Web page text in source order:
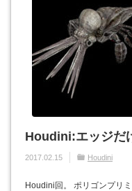
Houdini:エッジだ
2017.02.15 Houdini
Houdini回。 ポリゴンプリ